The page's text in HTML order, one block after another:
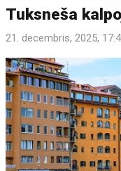
Tuksneša
21. decembris, 2025,